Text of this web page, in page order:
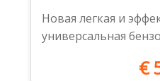
Новая легкая и
универсальная
€